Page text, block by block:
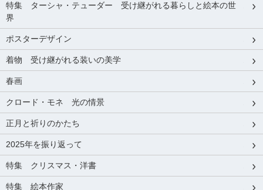
特集 ターシャ・テューダー 受け継がれる暮らしと絵本の世
界
ポスターデザイン
着物 受け継がれる装いの美学
春画
クロード・モネ 光の情景
正月と祈りのかたち
2025年を振り返って
特集 クリスマス・洋書
特集 絵本作家